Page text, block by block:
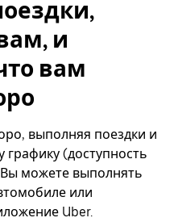
и
вам
выполняя поездки и
графику (доступность
Вы можете выполнять
или
Uber.